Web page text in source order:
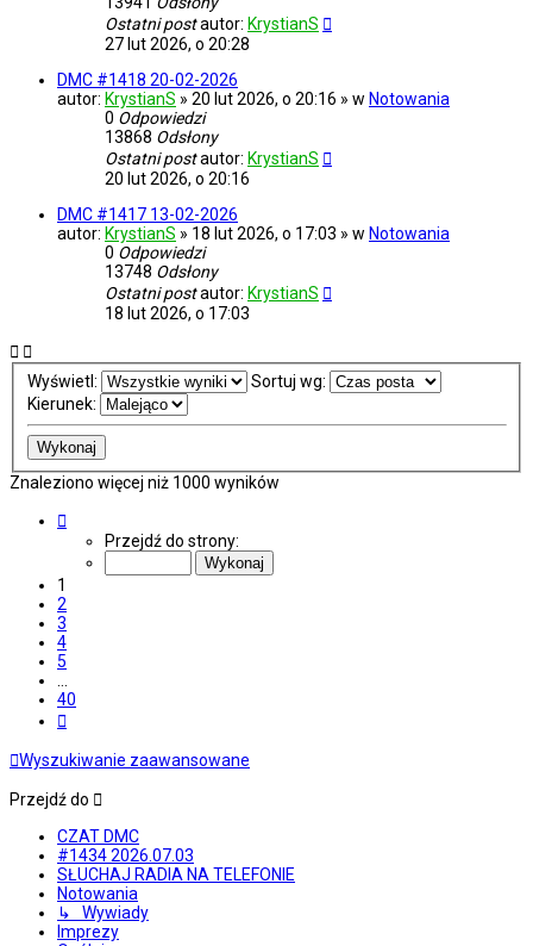
Ostatni postautor: KrystianS
27 lut 2026, o 20:28
DMC #1418 20-02-2026
autor: KrystianS » 20 lut 2026, o 20:16 » w Notowania
0 Odpowiedzi
13868 Odsłony
Ostatni postautor: KrystianS
20 lut 2026, o 20:16
DMC #1417 13-02-2026
autor: KrystianS » 18 lut 2026, o 17:03 » w Notowania
0 Odpowiedzi
13748 Odsłony
Ostatni postautor: KrystianS
18 lut 2026, o 17:03
Wyświetl:
Sortuj wg:
Kierunek:
Znaleziono więcej niż 1000 wyników
Przejdź do strony:
1
2
3
4
5
40
Wyszukiwanie zaawansowane
Przejdź do
CZAT DMC
#1434 2026.07.03
SŁUCHAJ RADIA NA TELEFONIE
Notowania
↳ Wywiady
Imprezy